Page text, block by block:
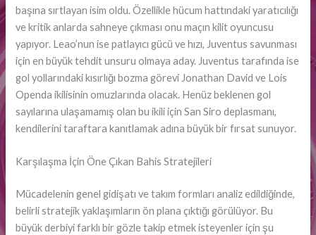
başına sırtlayan isim oldu. Özellikle hücum hattındaki yaratıcılığı
ve kritik anlarda sahneye çıkması onu maçın kilit oyuncusu
yapıyor. Leao’nun ise patlayıcı gücü ve hızı, Juventus savunması
için en büyük tehdit unsuru olmaya aday. Juventus tarafında ise
gol yollarındaki kısırlığı bozma görevi Jonathan David ve Lois
Openda ikilisinin omuzlarında olacak. Henüz beklenen gol
sayılarına ulaşamamış olan bu ikili için San Siro deplasmanı,
kendilerini taraftara kanıtlamak adına büyük bir fırsat sunuyor.
Karşılaşma İçin Öne Çıkan Bahis Stratejileri
Mücadelenin genel gidişatı ve takım formları analiz edildiğinde,
belirli stratejik yaklaşımların ön plana çıktığı görülüyor. Bu
büyük derbiyi farklı bir gözle takip etmek isteyenler için şu